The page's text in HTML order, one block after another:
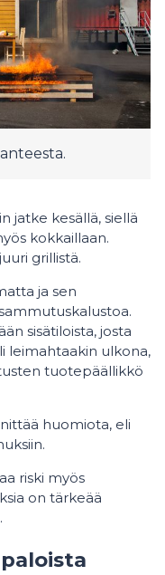
jatke kesällä, siellä
kokkaillaan.
grillistä.
ja sen
sisätiloista, josta
leimahtaakin ulkona,
tuotepäällikkö
huomiota, eli
riski myös
on tärkeää